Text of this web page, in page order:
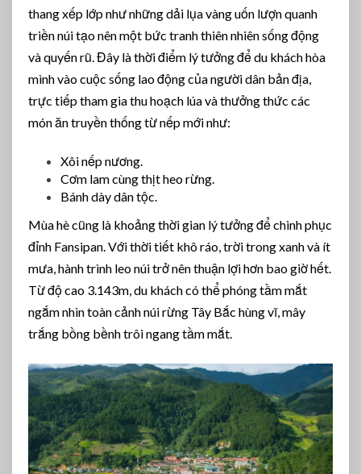
thang xếp lớp như những dải lụa vàng uốn lượn quanh
triền núi tạo nên một bức tranh thiên nhiên sống động
và quyến rũ. Đây là thời điểm lý tưởng để du khách hòa
mình vào cuộc sống lao động của người dân bản địa,
trực tiếp tham gia thu hoạch lúa và thưởng thức các
món ăn truyền thống từ nếp mới như:
Xôi nếp nương.
Cơm lam cùng thịt heo rừng.
Bánh dày dân tộc.
Mùa hè cũng là khoảng thời gian lý tưởng để chinh phục
đỉnh Fansipan. Với thời tiết khô ráo, trời trong xanh và ít
mưa, hành trình leo núi trở nên thuận lợi hơn bao giờ hết.
Từ độ cao 3.143m, du khách có thể phóng tầm mắt
ngắm nhìn toàn cảnh núi rừng Tây Bắc hùng vĩ, mây
trắng bồng bềnh trôi ngang tầm mắt.